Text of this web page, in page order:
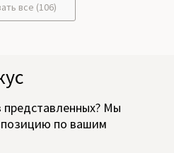
все (106)
Мы
по вашим